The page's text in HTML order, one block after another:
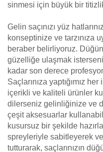
sinmesi için büyük bir
Gelin saçınızı yüz
konseptinize ve tarzınıza
beraber belirliyoruz.
güzelliğe ulaşmak
kadar son derece
Saçlarınıza yaptığımız
içerikli ve kaliteli ürünler
dilerseniz gelinliğinize ve
çeşit aksesuarlar
kusursuz bir şekilde
spreyleriyle sabitleyerek
tutturarak, saçlarınızın